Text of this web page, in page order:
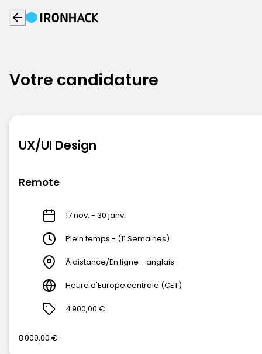
Votre candidature
UX/UI Design
Remote
17 nov. - 30 janv.
Plein temps - (11 Semaines)
À distance/En ligne - anglais
Heure d'Europe centrale (CET)
4 900,00 €
8 000,00 €